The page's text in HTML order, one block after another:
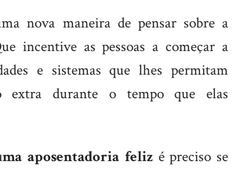
nova maneira de pensar sobre a
incentive as pessoas a começar a
e sistemas que lhes permitam
extra durante o tempo que elas
aposentadoria felizé preciso se